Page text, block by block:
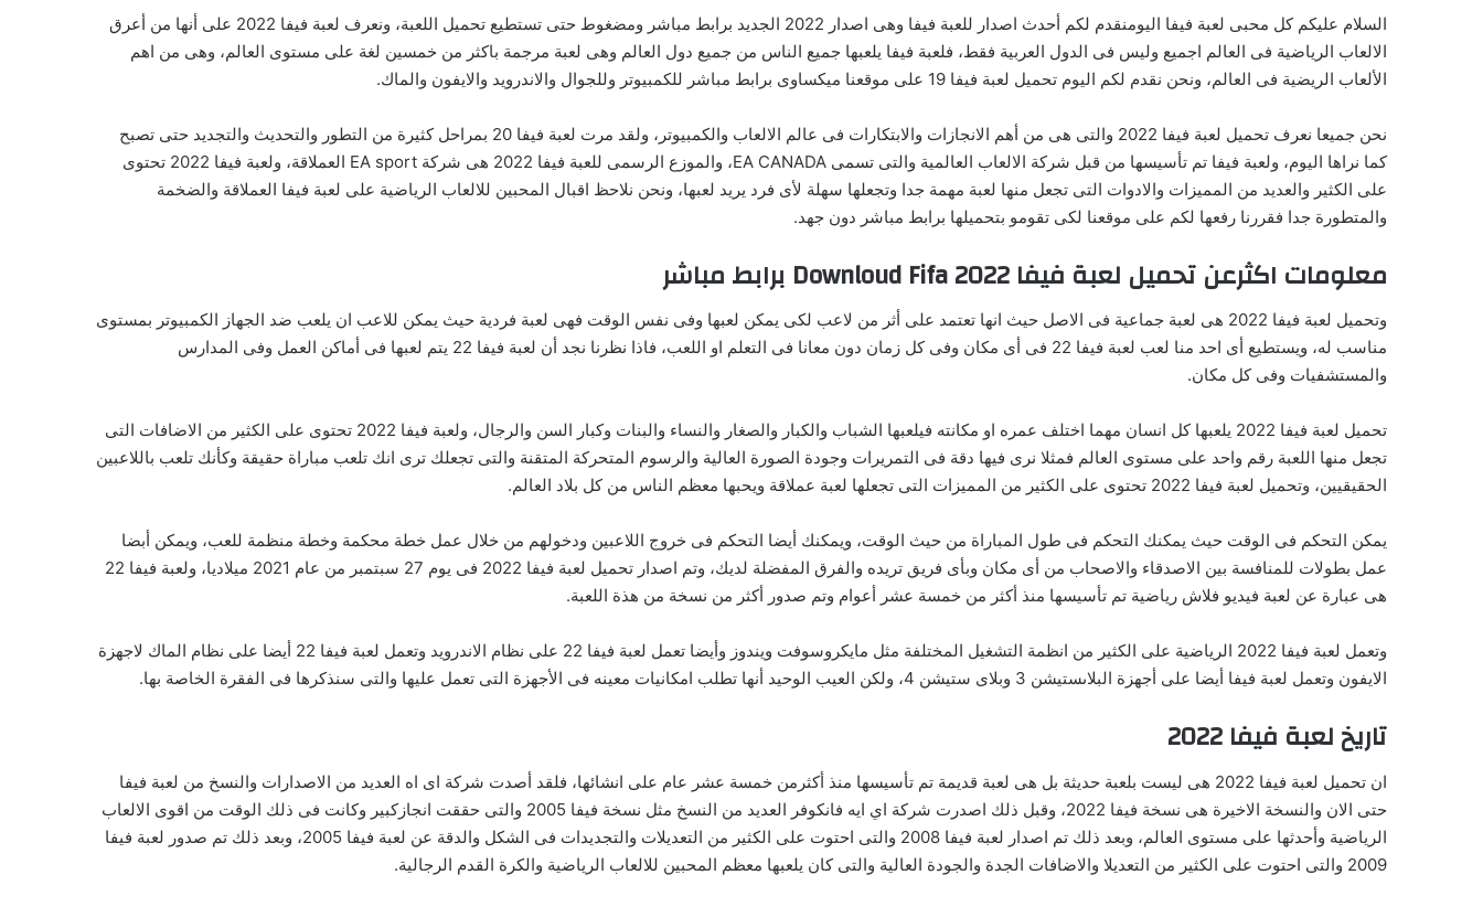
السلام عليكم كل محبى لعبة فيفا اليومنقدم لكم أحدث اصدار للعبة فيفا وهى اصدار 2022 الجديد برابط مباشر ومضغوط حتى تستطيع تحميل اللعبة، ونعرف لعبة فيفا 2022 على أنها من أعرق
الالعاب الرياضية فى العالم اجميع وليس فى الدول العربية فقط، فلعبة فيفا يلعبها جميع الناس من جميع دول العالم وهى لعبة مرجمة باكثر من خمسين لغة على مستوى العالم، وهى من اهم
الألعاب الريضية فى العالم، ونحن نقدم لكم اليوم تحميل لعبة فيفا 19 على موقعنا ميكساوى برابط مباشر للكمبيوتر وللجوال والاندرويد والايفون والماك.
نحن جميعا نعرف تحميل لعبة فيفا 2022 والتى هى من أهم الانجازات والابتكارات فى عالم الالعاب والكمبيوتر، ولقد مرت لعبة فيفا 20 بمراحل كثيرة من التطور والتحديث والتجديد حتى تصبح
كما نراها اليوم، ولعبة فيفا تم تأسيسها من قبل شركة الالعاب العالمية والتى تسمى EA CANADA، والموزع الرسمى للعبة فيفا 2022 هى شركة EA sport العملاقة، ولعبة فيفا 2022 تحتوى
على الكثير والعديد من المميزات والادوات التى تجعل منها لعبة مهمة جدا وتجعلها سهلة لأى فرد يريد لعبها، ونحن نلاحظ اقبال المحبين للالعاب الرياضية على لعبة فيفا العملاقة والضخمة
والمتطورة جدا فقررنا رفعها لكم على موقعنا لكى تقومو بتحميلها برابط مباشر دون جهد.
معلومات اكثرعن تحميل لعبة فيفا 2022 Downloud Fifa برابط مباشر
وتحميل لعبة فيفا 2022 هى لعبة جماعية فى الاصل حيث انها تعتمد على أثر من لاعب لكى يمكن لعبها وفى نفس الوقت فهى لعبة فردية حيث يمكن للاعب ان يلعب ضد الجهاز الكمبيوتر بمستوى
مناسب له، ويستطيع أى احد منا لعب لعبة فيفا 22 فى أى مكان وفى كل زمان دون معانا فى التعلم او اللعب، فاذا نظرنا نجد أن لعبة فيفا 22 يتم لعبها فى أماكن العمل وفى المدارس
والمستشفيات وفى كل مكان.
تحميل لعبة فيفا 2022 يلعبها كل انسان مهما اختلف عمره او مكانته فيلعبها الشباب والكبار والصغار والنساء والبنات وكبار السن والرجال، ولعبة فيفا 2022 تحتوى على الكثير من الاضافات التى
تجعل منها اللعبة رقم واحد على مستوى العالم فمثلا نرى فيها دقة فى التمريرات وجودة الصورة العالية والرسوم المتحركة المتقنة والتى تجعلك ترى انك تلعب مباراة حقيقة وكأنك تلعب باللاعبين
الحقيقيين، وتحميل لعبة فيفا 2022 تحتوى على الكثير من المميزات التى تجعلها لعبة عملاقة ويحبها معظم الناس من كل بلاد العالم.
يمكن التحكم فى الوقت حيث يمكنك التحكم فى طول المباراة من حيث الوقت، ويمكنك أيضا التحكم فى خروج اللاعبين ودخولهم من خلال عمل خطة محكمة وخطة منظمة للعب، ويمكن أبضا
عمل بطولات للمنافسة بين الاصدقاء والاصحاب من أى مكان وبأى فريق تريده والفرق المفضلة لديك، وتم اصدار تحميل لعبة فيفا 2022 فى يوم 27 سبتمبر من عام 2021 ميلاديا، ولعبة فيفا 22
هى عبارة عن لعبة فيديو فلاش رياضية تم تأسيسها منذ أكثر من خمسة عشر أعوام وتم صدور أكثر من نسخة من هذة اللعبة.
وتعمل لعبة فيفا 2022 الرياضية على الكثير من انظمة التشغيل المختلفة مثل مايكروسوفت ويندوز وأيضا تعمل لعبة فيفا 22 على نظام الاندرويد وتعمل لعبة فيفا 22 أيضا على نظام الماك لاجهزة
الايفون وتعمل لعبة فيفا أيضا على أجهزة البلاىستيشن 3 وبلاى ستيشن 4، ولكن العيب الوحيد أنها تطلب امكانيات معينه فى الأجهزة التى تعمل عليها والتى سنذكرها فى الفقرة الخاصة بها.
تاريخ لعبة فيفا 2022
ان تحميل لعبة فيفا 2022 هى ليست بلعبة حديثة بل هى لعبة قديمة تم تأسيسها منذ أكثرمن خمسة عشر عام على انشائها، فلقد أصدت شركة اى اه العديد من الاصدارات والنسخ من لعبة فيفا
حتى الان والنسخة الاخيرة هى نسخة فيفا 2022، وقبل ذلك اصدرت شركة اي ايه فانكوفر العديد من النسخ مثل نسخة فيفا 2005 والتى حققت انجازكبير وكانت فى ذلك الوقت من اقوى الالعاب
الرياضية وأحدثها على مستوى العالم، وبعد ذلك تم اصدار لعبة فيفا 2008 والتى احتوت على الكثير من التعديلات والتجديدات فى الشكل والدقة عن لعبة فيفا 2005، وبعد ذلك تم صدور لعبة فيفا
2009 والتى احتوت على الكثير من التعديلا والاضافات الجدة والجودة العالية والتى كان يلعبها معظم المحبين للالعاب الرياضية والكرة القدم الرجالية.